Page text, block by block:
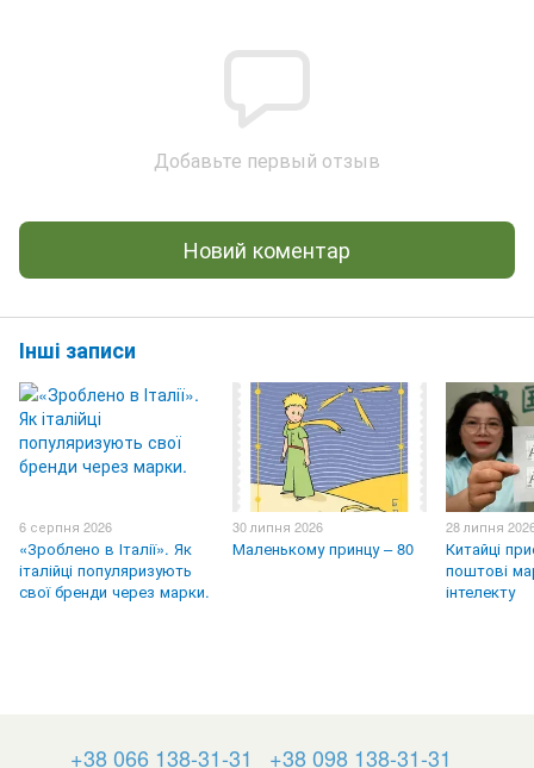
Добавьте первый отзыв
Новий коментар
Інші записи
6 серпня 2026
«Зроблено в Італії». Як
італійці популяризують
свої бренди через марки.
30 липня 2026
Маленькому принцу – 80
28 липня
Китайці
поштові
інтелекту
+38 066 138-31-31 +38 098 138-31-31